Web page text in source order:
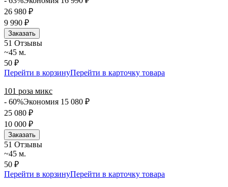
26 980 ₽
9 990 ₽
Заказать
51 Отзывы
~45 м.
50 ₽
Перейти в корзинуПерейти в карточку товара
101 роза микс
- 60%Экономия 15 080 ₽
25 080 ₽
10 000 ₽
Заказать
51 Отзывы
~45 м.
50 ₽
Перейти в корзинуПерейти в карточку товара